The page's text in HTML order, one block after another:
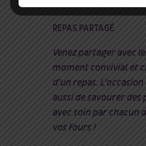
REPAS PARTAGÉ
Venez partager avec
moment convivial et
d’un repas. L’occasion
aussi de savourer des
avec soin par chacun
vos fours !